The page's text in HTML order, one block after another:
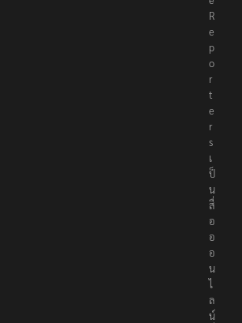
R
e
p
o
r
t
e
r
s
เ
ป็
น
สื่
อ
อ
อ
น
ไ
ล
น์